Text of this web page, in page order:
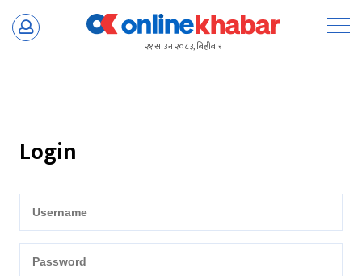
Skip
२१ साउन २०८३, बिहीबार
Login